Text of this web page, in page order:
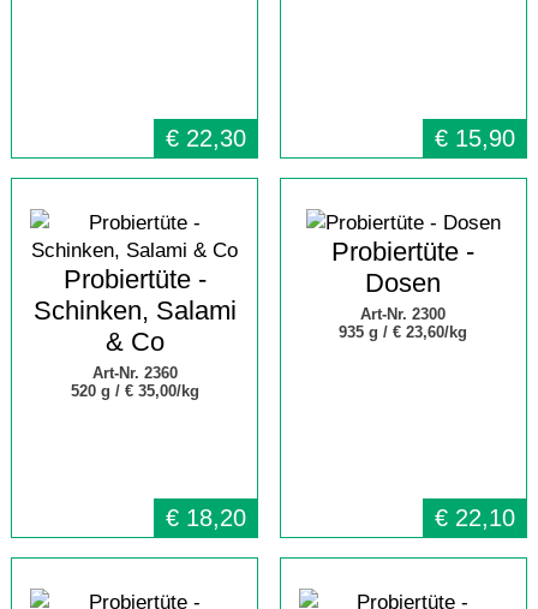
€ 22,30 € 15,90
Probiertüte -
Schinken, Salami
& Co
Art-Nr. 2360
520 g / € 35,00/kg
€ 18,20
Probiertüte -
Dosen
Art-Nr. 2300
935 g /€ 23,60/kg
€ 22,10